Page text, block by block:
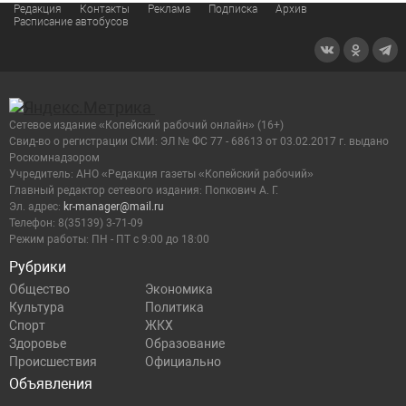
Редакция Контакты Реклама Подписка
Архив
Расписание автобусов
Рубрики
Общество
Экономика
Культура
Политика
Спорт
ЖКХ
Здоровье
Образование
Происшествия
Официально
Объявления
Сетевое издание «Копейский рабочий онлайн» (16+)
Cвид-во о регистрации СМИ: ЭЛ № ФС 77 - 68613 от 03.02.2017 г. выдано
Роскомнадзором
Учредитель: АНО «Редакция газеты «Копейский рабочий»
Главный редактор сетевого издания: Попкович А. Г.
Эл. адрес: kr-manager@mail.ru
Телефон: 8(35139) 3-71-09
Режим работы: ПН - ПТ с 9:00 до 18:00